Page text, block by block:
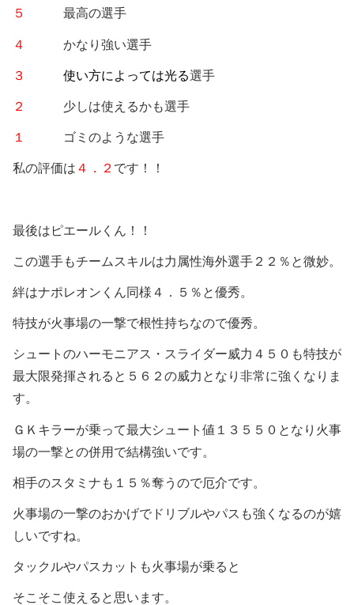
５ 最高の選手
４ かなり強い選手
３ 使い方によっては光る選手
２ 少しは使えるかも選手
１ ゴミのような選手
私の評価は ４．２ です！！
最後はピエールくん！！
この選手もチームスキルは力属性海外選手２２％と微妙。
絆はナポレオンくん同様４．５％と優秀。
特技が火事場の一撃で根性持ちなので優秀。
シュートのハーモニアス・スライダー威力４５０も特技が
最大限発揮されると５６２の威力となり非常に強くなりま
す。
ＧＫキラーが乗って最大シュート値１３５５０となり火事
場の一撃との併用で結構強いです。
相手のスタミナも１５％奪うので厄介です。
火事場の一撃のおかげでドリブルやパスも強くなるのが嬉
しいですね。
タックルやパスカットも火事場が乗ると
そこそこ使えると思います。